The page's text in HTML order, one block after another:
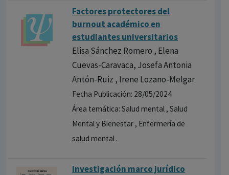
Factores protectores del
burnout académico en
estudiantes universitarios
Elisa Sánchez Romero , Elena
Cuevas-Caravaca, Josefa Antonia
Antón-Ruiz , Irene Lozano-Melgar
Fecha Publicación: 28/05/2024
Área temática: Salud mental , Salud
Mental y Bienestar , Enfermería de
salud mental .
Investigación marco jurídico